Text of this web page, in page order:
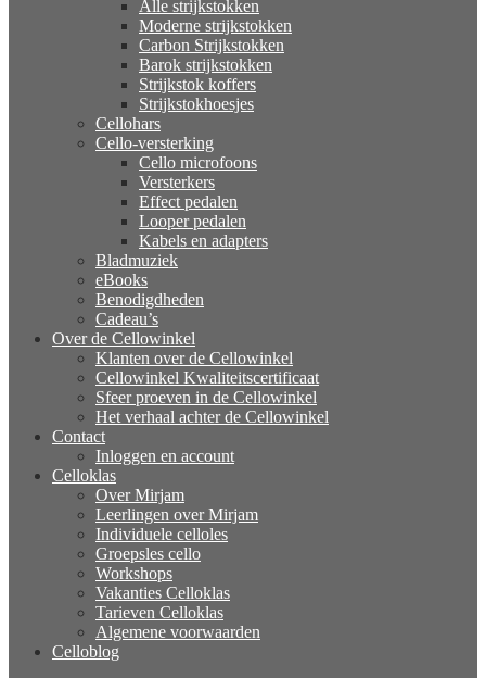
Alle strijkstokken
Moderne strijkstokken
Carbon Strijkstokken
Barok strijkstokken
Strijkstok koffers
Strijkstokhoesjes
Cellohars
Cello-versterking
Cello microfoons
Versterkers
Effect pedalen
Looper pedalen
Kabels en adapters
Bladmuziek
eBooks
Benodigdheden
Cadeau’s
Over de Cellowinkel
Klanten over de Cellowinkel
Cellowinkel Kwaliteitscertificaat
Sfeer proeven in de Cellowinkel
Het verhaal achter de Cellowinkel
Contact
Inloggen en account
Celloklas
Over Mirjam
Leerlingen over Mirjam
Individuele celloles
Groepsles cello
Workshops
Vakanties Celloklas
Tarieven Celloklas
Algemene voorwaarden
Celloblog